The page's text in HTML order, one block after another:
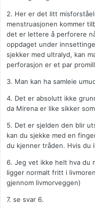
2. Her er det litt
menstruasjonen kommer
det er lettere å perforere
oppdaget under
sjekker med ultralyd, kan
perforasjon er et par
3. Man kan ha samleie
4. Det er absolutt ikke
da Mirena er like sikker
5. Det er sjelden den blir
kan du sjekke med en
du kjenner tråden. Hvis du
6. Jeg vet ikke helt hva du
ligger normalt fritt i
gjennom livmorveggen)
7. se svar 6.